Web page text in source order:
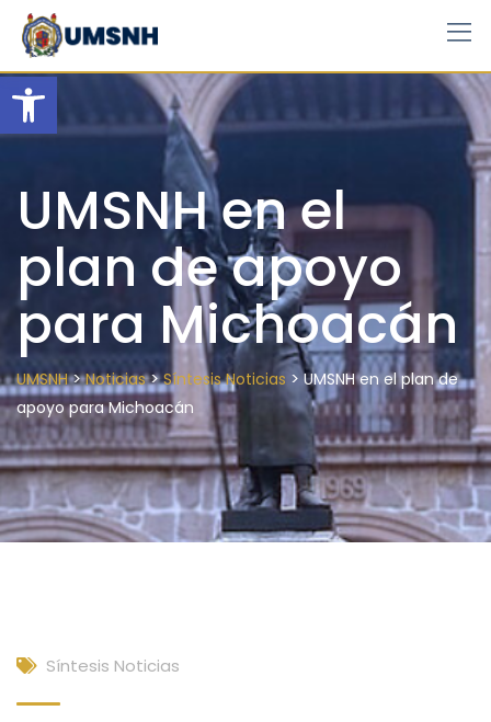
Open toolbar
Skip
content
UMSNH en el
plan de apoyo
para Michoacán
UMSNH>Noticias>Síntesis Noticias >UMSNH en el plan de
apoyo para Michoacán
Síntesis Noticias